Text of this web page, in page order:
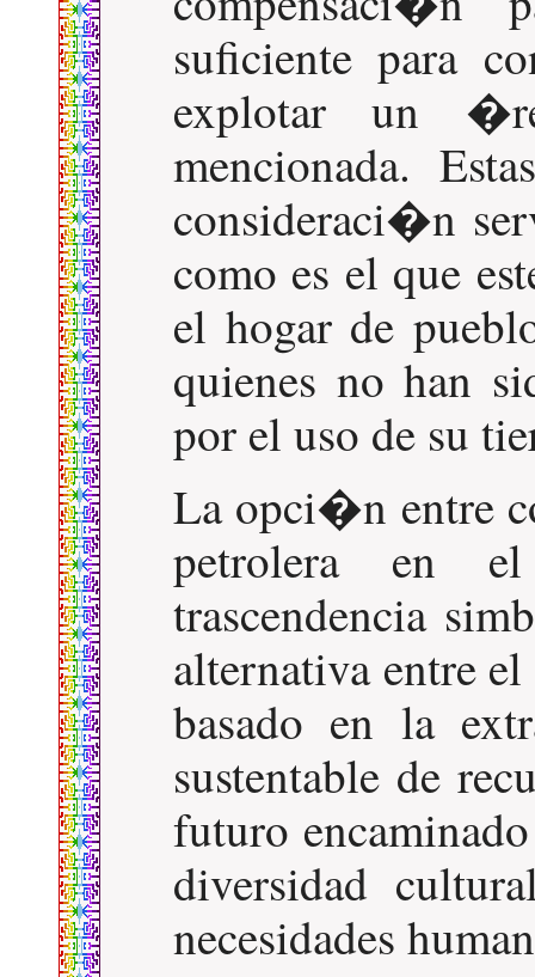
suficiente para
explotar un
mencionada.
consideraci�n
como es el que
el hogar de
quienes no han
por el uso de su
La opci�n entre
petrolera en
trascendencia
alternativa entre
basado en la
sustentable de
futuro
diversidad
necesidades